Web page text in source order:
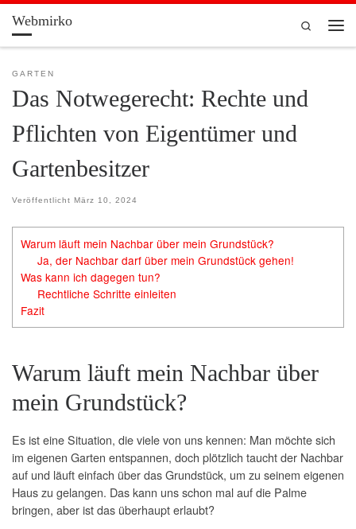
Zum Inhalt springen
Webmirko
Search
GARTEN
Das Notwegerecht: Rechte und
Pflichten von Eigentümer und
Gartenbesitzer
Veröffentlicht März 10, 2024
Warum läuft mein Nachbar über mein Grundstück?
Ja, der Nachbar darf über mein Grundstück gehen!
Was kann ich dagegen tun?
Rechtliche Schritte einleiten
Fazit
Warum läuft mein Nachbar über
mein Grundstück?
Es ist eine Situation, die viele von uns kennen: Man möchte sich
im eigenen Garten entspannen, doch plötzlich taucht der Nachbar
auf und läuft einfach über das Grundstück, um zu seinem eigenen
Haus zu gelangen. Das kann uns schon mal auf die Palme
bringen, aber ist das überhaupt erlaubt?